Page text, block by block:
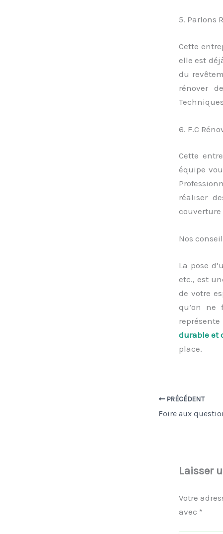
5. Parlons
Cette
elle est
du
rénover
6. F.C
Cette
équipe
réaliser
couverture
Nos
La pose
etc., est
de votre
qu’on ne
durable et
place.
PRÉCÉDENT
Laisser
Votre
avec *